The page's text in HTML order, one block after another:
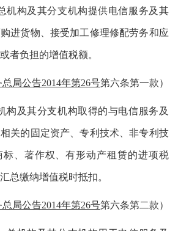
机构及其分支机构提供电信服务及其
进货物、接受加工修理修配劳务和应
者负担的增值税额。
总局公告2014年第26号第六条第一款）
构及其分支机构取得的与电信服务及
关的固定资产、专利技术、非专利技
标、著作权、有形动产租赁的进项税
总缴纳增值税时抵扣。
总局公告2014年第26号第六条第二款）